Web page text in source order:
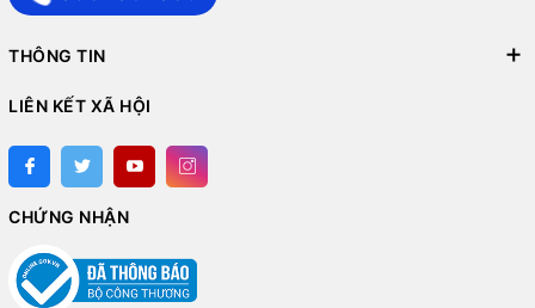
THÔNG TIN
LIÊN KẾT XÃ HỘI
CHỨNG NHẬN